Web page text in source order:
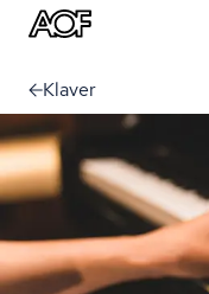
Klaver